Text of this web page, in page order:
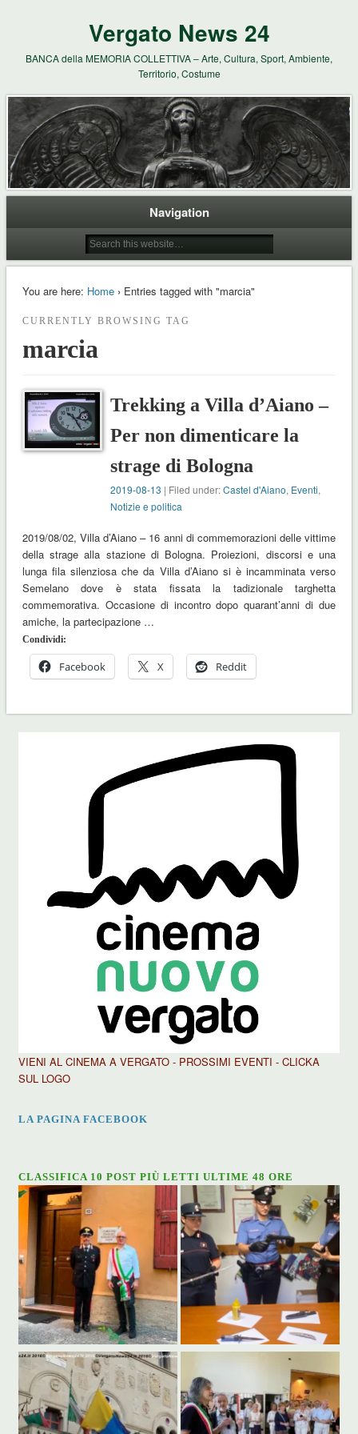
Vergato News 24
BANCA della MEMORIA COLLETTIVA – Arte, Cultura, Sport, Ambiente,
Territorio, Costume
Navigation
You are here: Home› Entries tagged with "marcia"
CURRENTLY BROWSING TAG
marcia
Trekking a Villa d’Aiano –
Per non dimenticare la
strage di Bologna
2019-08-13 | Filed under:Castel d'Aiano, Eventi,
Notizie e politica
2019/08/02, Villa d’Aiano – 16 anni di commemorazioni delle vittime
della strage alla stazione di Bologna. Proiezioni, discorsi e una
lunga fila silenziosa che da Villa d’Aiano si è incamminata verso
Semelano dove è stata fissata la tadizionale targhetta
commemorativa. Occasione di incontro dopo quarant’anni di due
amiche, la partecipazione …
Condividi:
Facebook X Reddit
VIENI AL CINEMA A VERGATO - PROSSIMI EVENTI - CLICKA
SUL LOGO
LA PAGINA FACEBOOK
CLASSIFICA 10 POST PIÙ LETTI ULTIME 48 ORE